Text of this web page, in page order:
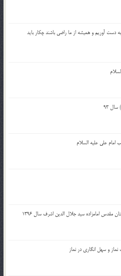
دست آوريم و هميشه از ما راضي باشند چكار بايد
93
علی علیه السلام
مقدس امامزاده سید جلال الدین اشرف سال 1396
و سهل انگاری در نماز